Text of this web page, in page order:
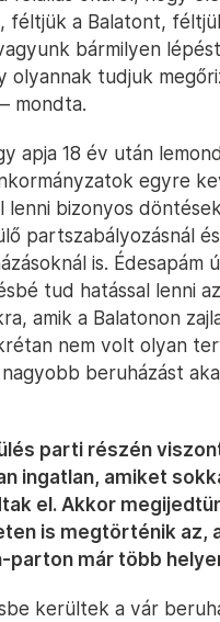
féltjük a Balatont,
bármilyen
olyannak tudjuk
mondta.
apja 18 év után
egyre
lenni bizonyos
partszabályozásnál
is. Édesapám
tud hatással lenni
amik a Balatonon
nem volt olyan
beruházást
parti részén
ingatlan, amiket
el. Akkor
is megtörténik az,
parton már több
kerültek a vár